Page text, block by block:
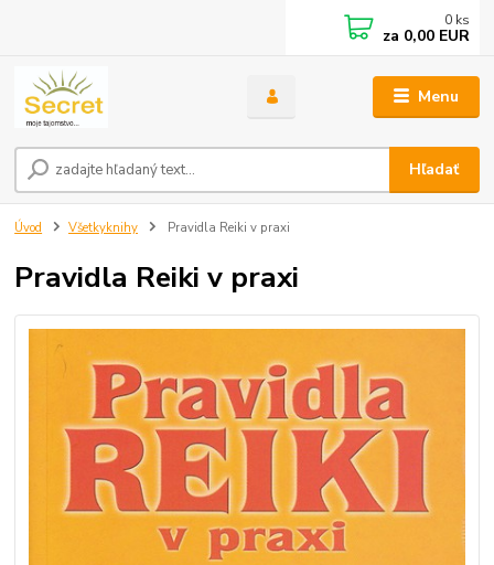
Menu
Hľadať
0 ks
za 0,00 EUR
Úvod Všetkyknihy Pravidla Reiki v praxi
Pravidla Reiki v praxi